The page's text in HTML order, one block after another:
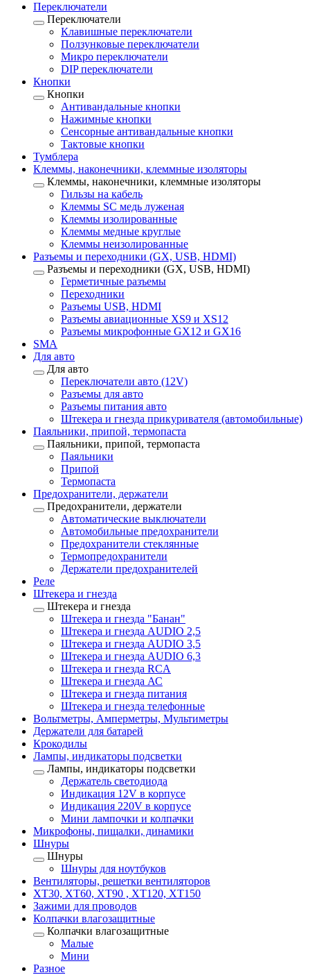
Переключатели
Переключатели
Клавишные переключатели
Ползунковые переключатели
Микро переключатели
DIP переключатели
Кнопки
Кнопки
Антивандальные кнопки
Нажимные кнопки
Сенсорные антивандальные кнопки
Тактовые кнопки
Тумблера
Клеммы, наконечники, клеммные изоляторы
Клеммы, наконечники, клеммные изоляторы
Гильзы на кабель
Клеммы SC медь луженая
Клеммы изолированные
Клеммы медные круглые
Клеммы неизолированные
Разъемы и переходники (GX, USB, HDMI)
Разъемы и переходники (GX, USB, HDMI)
Герметичные разъемы
Переходники
Разъемы USB, HDMI
Разъемы авиационные XS9 и XS12
Разъемы микрофонные GX12 и GX16
SMA
Для авто
Для авто
Переключатели авто (12V)
Разъемы для авто
Разъемы питания авто
Штекера и гнезда прикуривателя (автомобильные)
Паяльники, припой, термопаста
Паяльники, припой, термопаста
Паяльники
Припой
Термопаста
Предохранители, держатели
Предохранители, держатели
Автоматические выключатели
Автомобильные предохранители
Предохранители стеклянные
Термопредохранители
Держатели предохранителей
Реле
Штекера и гнезда
Штекера и гнезда
Штекера и гнезда "Банан"
Штекера и гнезда AUDIO 2,5
Штекера и гнезда AUDIO 3,5
Штекера и гнезда AUDIO 6,3
Штекера и гнезда RCA
Штекера и гнезда АС
Штекера и гнезда питания
Штекера и гнезда телефонные
Вольтметры, Амперметры, Мультиметры
Держатели для батарей
Крокодилы
Лампы, индикаторы подсветки
Лампы, индикаторы подсветки
Держатель светодиода
Индикация 12V в корпусе
Индикация 220V в корпусе
Мини лампочки и колпачки
Микрофоны, пищалки, динамики
Шнуры
Шнуры
Шнуры для ноутбуков
Вентиляторы, решетки вентиляторов
XT30, XT60, XT90 , XT120, XT150
Зажими для проводов
Колпачки влагозащитные
Колпачки влагозащитные
Малые
Мини
Разное